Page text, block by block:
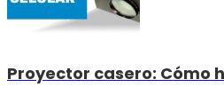
Proyector casero: Cómo